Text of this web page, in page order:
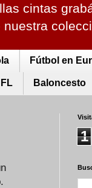
cintas
Fútbol en
Baloncesto
1